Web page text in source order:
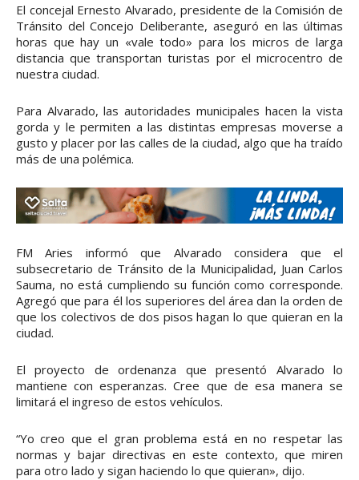
El concejal Ernesto Alvarado, presidente de la Comisión de
Tránsito del Concejo Deliberante, aseguró en las últimas
horas que hay un «vale todo» para los micros de larga
distancia que transportan turistas por el microcentro de
nuestra ciudad.
Para Alvarado, las autoridades municipales hacen la vista
gorda y le permiten a las distintas empresas moverse a
gusto y placer por las calles de la ciudad, algo que ha traído
más de una polémica.
FM Aries informó que Alvarado considera que el
subsecretario de Tránsito de la Municipalidad, Juan Carlos
Sauma, no está cumpliendo su función como corresponde.
Agregó que para él los superiores del área dan la orden de
que los colectivos de dos pisos hagan lo que quieran en la
ciudad.
El proyecto de ordenanza que presentó Alvarado lo
mantiene con esperanzas. Cree que de esa manera se
limitará el ingreso de estos vehículos.
“Yo creo que el gran problema está en no respetar las
normas y bajar directivas en este contexto, que miren
para otro lado y sigan haciendo lo que quieran», dijo.